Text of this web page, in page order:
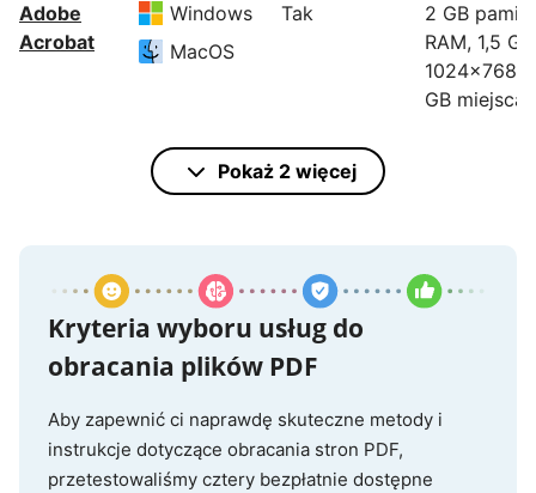
Adobe
Acrobat
Windows
MacOS
Tak
2 GB
RAM, 1,5
1024x768,
GB miejsca
Mac
PDF
Candy
Web Ograniczony
Połączenie
Internetem
Pokaż 2 więcej
Kryteria wyboru usług do
obracania plików PDF
Aby zapewnić ci naprawdę skuteczne metody i
instrukcje dotyczące obracania stron PDF,
przetestowaliśmy cztery bezpłatnie dostępne